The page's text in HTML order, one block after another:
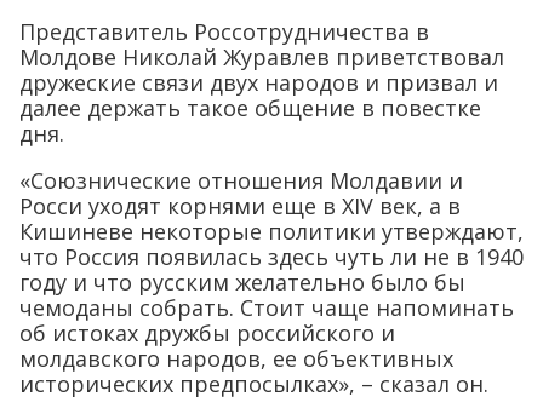
Представитель Россотрудничества в
Молдове Николай Журавлев приветствовал
дружеские связи двух народов и призвал и
далее держать такое общение в повестке
дня.
«Союзнические отношения Молдавии и
Росси уходят корнями еще в XIV век, а в
Кишиневе некоторые политики утверждают,
что Россия появилась здесь чуть ли не в 1940
году и что русским желательно было бы
чемоданы собрать. Стоит чаще напоминать
об истоках дружбы российского и
молдавского народов, ее объективных
исторических предпосылках», – сказал он.